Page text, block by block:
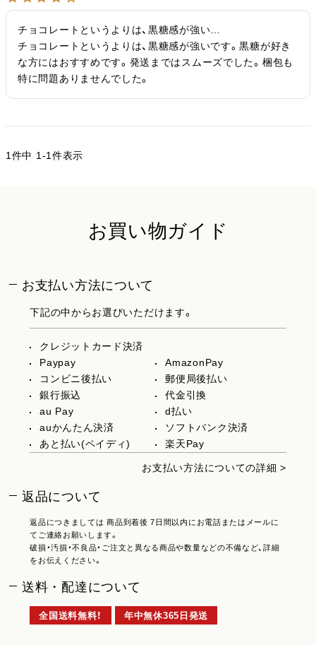
チョコレートというよりは、黒糖感が強い…
チョコレートというよりは、黒糖感が強いです。黒糖が好き
な方にはおすすめです。発送まではスムーズでした。梱包も
特に問題ありませんでした。
1件中 1-1件表示
お買い物ガイド
お支払い方法について
下記の中からお選びいただけます。
クレジットカード決済
Paypay
AmazonPay
コンビニ後払い
郵便局後払い
銀行振込
代金引換
au Pay
d払い
auかんたん決済
ソフトバンク決済
あと払い(ペイディ)
楽天Pay
お支払い方法についての詳細 >
返品について
返品につきましては 商品到着後 7日間以内にお電話またはメールに
てご連絡お願いします。
破損・汚損・不良品・ご注文と異なる商品や数量などの不備など、詳細
をお伝えください。
送料・配達について
全国送料無料！ 年中無休365日発送